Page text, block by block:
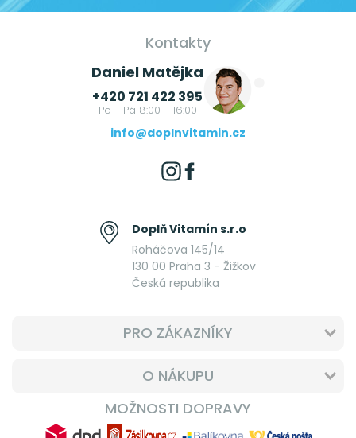
Kontakty
Daniel Matějka
+420 721 422 395
Po - Pá 8:00 - 16:00
info@doplnvitamin.cz
Doplň Vitamín s.r.o
Roháčova 145/14
130 00 Praha 3 - Žižkov
Česká republika
PRO ZÁKAZNÍKY
O NÁKUPU
MOŽNOSTI DOPRAVY